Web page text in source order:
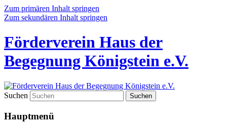
Zum primären Inhalt springen
Zum sekundären Inhalt springen
Förderverein Haus der
Begegnung Königstein e.V.
Suchen
Hauptmenü